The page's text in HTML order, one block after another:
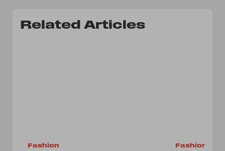
Related Articles
Fashion Fashion